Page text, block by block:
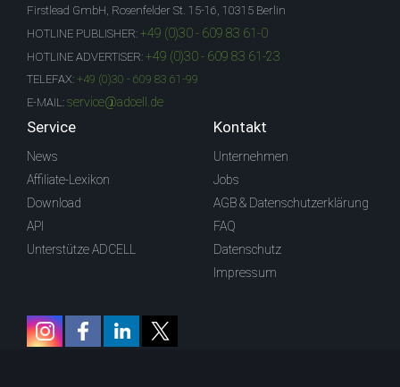
Firstlead GmbH, Rosenfelder St. 15-16, 10315 Berlin
HOTLINE PUBLISHER: +49 (0)30 - 609 83 61-0
HOTLINE ADVERTISER: +49 (0)30 - 609 83 61-23
TELEFAX: +49 (0)30 - 609 83 61-99
E-MAIL: service@adcell.de
Service
News
Affiliate-Lexikon
Download
API
Unterstütze ADCELL
Kontakt
Unternehmen
Jobs
AGB & Datenschutzerklärung
FAQ
Datenschutz
Impressum